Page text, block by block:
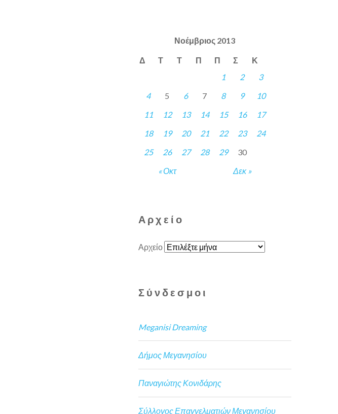
Νοέμβριος 2013
Δ Τ Τ Π Π Σ Κ
« Οκτ Δεκ »
1 2
3
4
5 6 7 8 9
10
11
12 13 14 15 16
17
18
19 20 21 22 23
24
25
26 27 28 29 30
Αρχείο
Αρχείο
Σύνδεσμοι
Meganisi Dreaming
Δήμος Μεγανησίου
Παναγιώτης Κονιδάρης
Σύλλογος Επαγγελματιών Μεγανησίου